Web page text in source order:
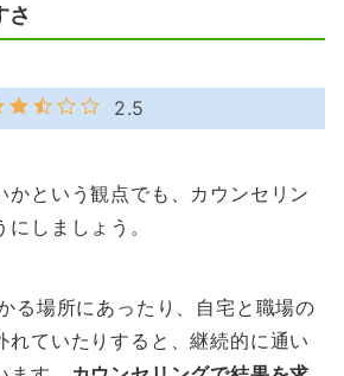
さ
2.5
かという観点でも、カウンセリン
しましょう。
る場所にあったり、自宅と職場の
れていたりすると、継続的に通い